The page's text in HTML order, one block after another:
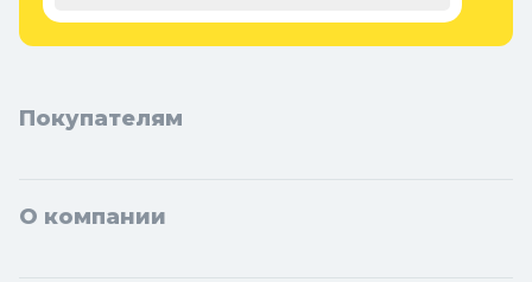
Ступино, Котельники, Фрязино, Дзержинский, Солнечногорск,
Новосибирска и Новосибирской области: Бердск, Искитим,
Покупателям
О компании